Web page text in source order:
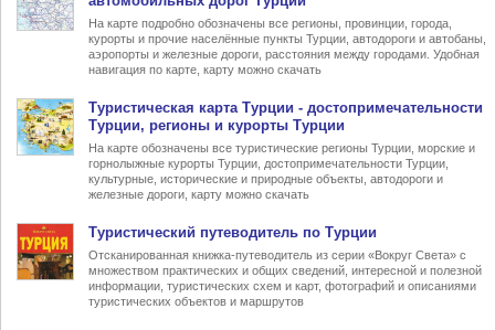
На карте подробно обозначены все регионы, провинции, города,
курорты и прочие населённые пункты Турции, автодороги и автобаны,
аэропорты и железные дороги, расстояния между городами. Удобная
навигация по карте, карту можно скачать
Туристическая карта Турции - достопримечательности
Турции, регионы и курорты Турции
На карте обозначены все туристические регионы Турции, морские и
горнолыжные курорты Турции, достопримечательности Турции,
культурные, исторические и природные объекты, автодороги и
железные дороги, карту можно скачать
Туристический путеводитель по Турции
Отсканированная книжка-путеводитель из серии «Вокруг Света» с
множеством практических и общих сведений, интересной и полезной
информации, туристических схем и карт, фотографий и описаниями
туристических объектов и маршрутов